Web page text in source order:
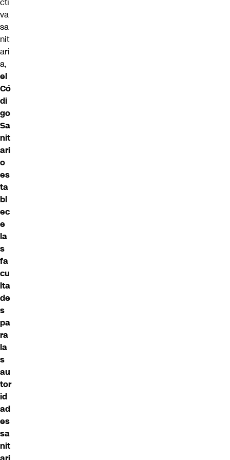
va
sa
nit
ari
a,
el
Có
di
go
Sa
nit
ari
o
es
ta
bl
ec
e
la
s
fa
cu
lta
de
s
pa
ra
la
s
au
tor
id
ad
es
sa
nit